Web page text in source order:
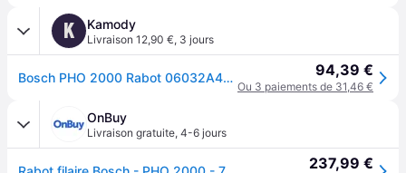
K Kamody
Livraison 12,90 €, 3 jours
Bosch PHO 2000 Rabot 06032A4100 94,39 €
Ou 3 paiements de 31,46 €
OnBuy
Livraison gratuite, 4-6 jours
237,99 €